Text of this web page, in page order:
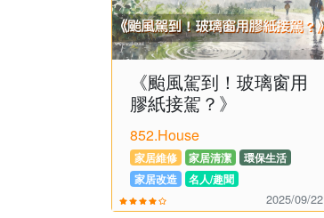
《颱風駕到！玻璃窗用
膠紙接駕？》
852.House
家居維修 家居清潔
環保生活
家居改造
名人/趣聞
2025/09/22